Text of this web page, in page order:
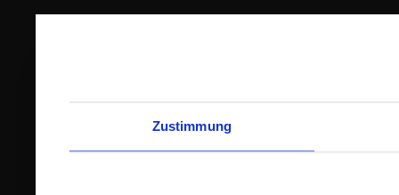
Zustimmung